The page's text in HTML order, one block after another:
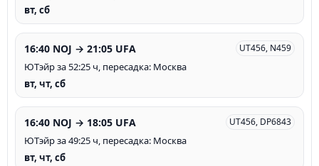
вт, сб
16:40 NOJ → 21:05 UFA UT456, N459
ЮТэйр за 52:25 ч, пересадка: Москва
вт, чт, сб
16:40 NOJ → 18:05 UFA UT456, DP6843
ЮТэйр за 49:25 ч, пересадка: Москва
вт, чт, сб